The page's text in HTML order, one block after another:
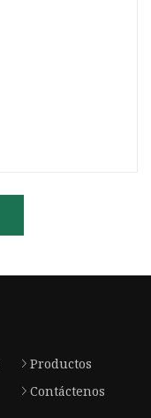
Productos
Contáctenos